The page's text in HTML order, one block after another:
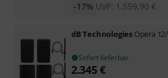
UVP: 1.559,90 €
-17%
dB Technologies Opera
Sofort lieferbar
2.345€